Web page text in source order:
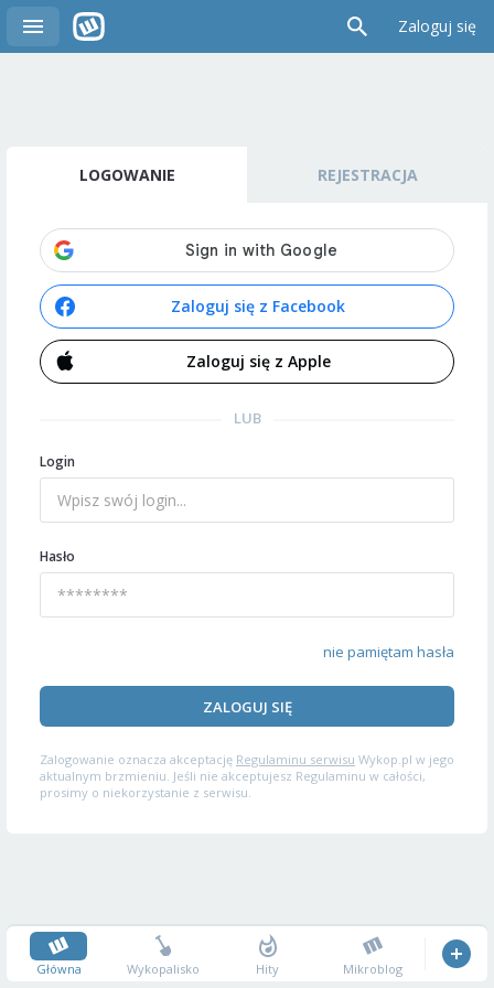
Zaloguj się
LOGOWANIE REJESTRACJA
Zaloguj się z Facebook
Zaloguj się z Apple
LUB
Login
Hasło
nie pamiętam hasła
ZALOGUJ SIĘ
Zalogowanie oznacza akceptację Regulaminu serwisu Wykop.pl w jego
aktualnym brzmieniu. Jeśli nie akceptujesz Regulaminu w całości,
prosimy o niekorzystanie z serwisu.
Główna Wykopalisko Hity Mikroblog